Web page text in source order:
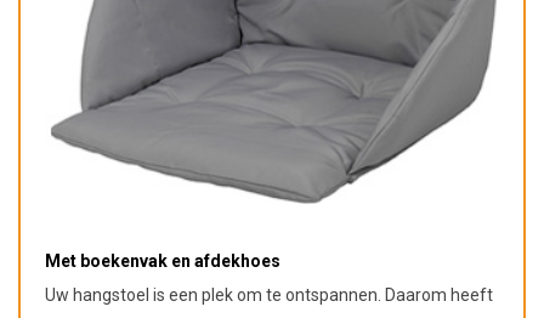
Met boekenvak en afdekhoes
Uw hangstoel is een plek om te ontspannen. Daarom heeft